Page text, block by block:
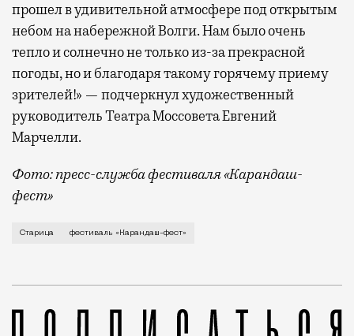
прошел в удивительной атмосфере под открытым
небом на набережной Волги. Нам было очень
тепло и солнечно не только из-за прекрасной
погоды, но и благодаря такому горячему приему
зрителей!» — подчеркнул художественный
руководитель Театра Моссовета Евгений
Марчелли.
Фото: пресс-служба фестиваля «Карандаш-
фест»
В минувший уикенд маленькая Старица в
Старица фестиваль «Карандаш-фест»